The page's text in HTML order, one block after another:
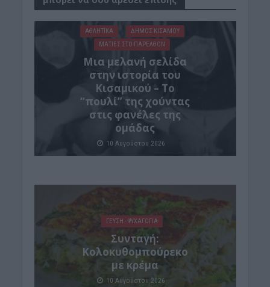
ΑΘΛΗΤΙΚΑ
ΔΉΜΟΣ ΚΙΣΆΜΟΥ
ΜΑΤΙΕΣ ΣΤΟ ΠΑΡΕΛΘΟΝ
Μια μελανή σελίδα
στην ιστορία του
Κισαμικού – Το
“πουλί” της χούντας
στις φανέλες της
ομάδας
10 Αυγούστου 2026
ΓΕΎΣΗ - ΨΥΧΑΓΩΓΊΑ
Συνταγή:
Κολοκυθομπούρεκο
με κρέμα
10 Αυγούστου 2026